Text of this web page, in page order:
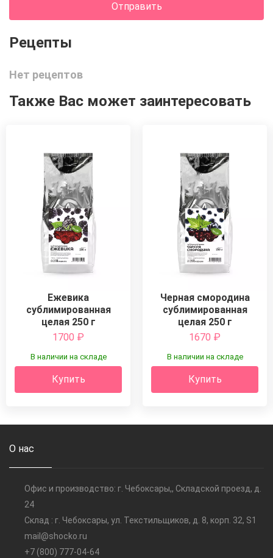
Отправить
Нет рецептов
Также Вас может заинтересовать
Ежевика
сублимированная
целая 250 г
1700 ₽
В наличии на складе
Купить
Черная смородина
сублимированная
целая 250 г
1670 ₽
В наличии на складе
Купить
О нас
Офис и производство: г. Чебоксары,, Складской проезд, д.
24
Склад : г. Чебоксары, ул. Текстильщиков, д. 8, корп. 32, S1
mail@shocko.ru
+7 (800) 777-04-64